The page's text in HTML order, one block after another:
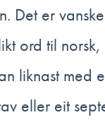
Det er
ord til norsk,
liknast med
eller eit